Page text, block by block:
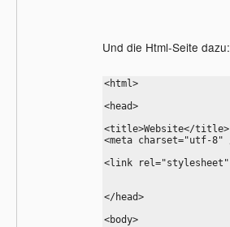
left:75px;
min-height:500px;
clear:both;
margin-left:auto;
margin-right:auto;
margin-top:35px;
background-color:#ccc;
Und die Html-Seite dazu:
<html>
<head>
<title>Website</title>
<meta charset="utf-8"
<link
</head>
<body>